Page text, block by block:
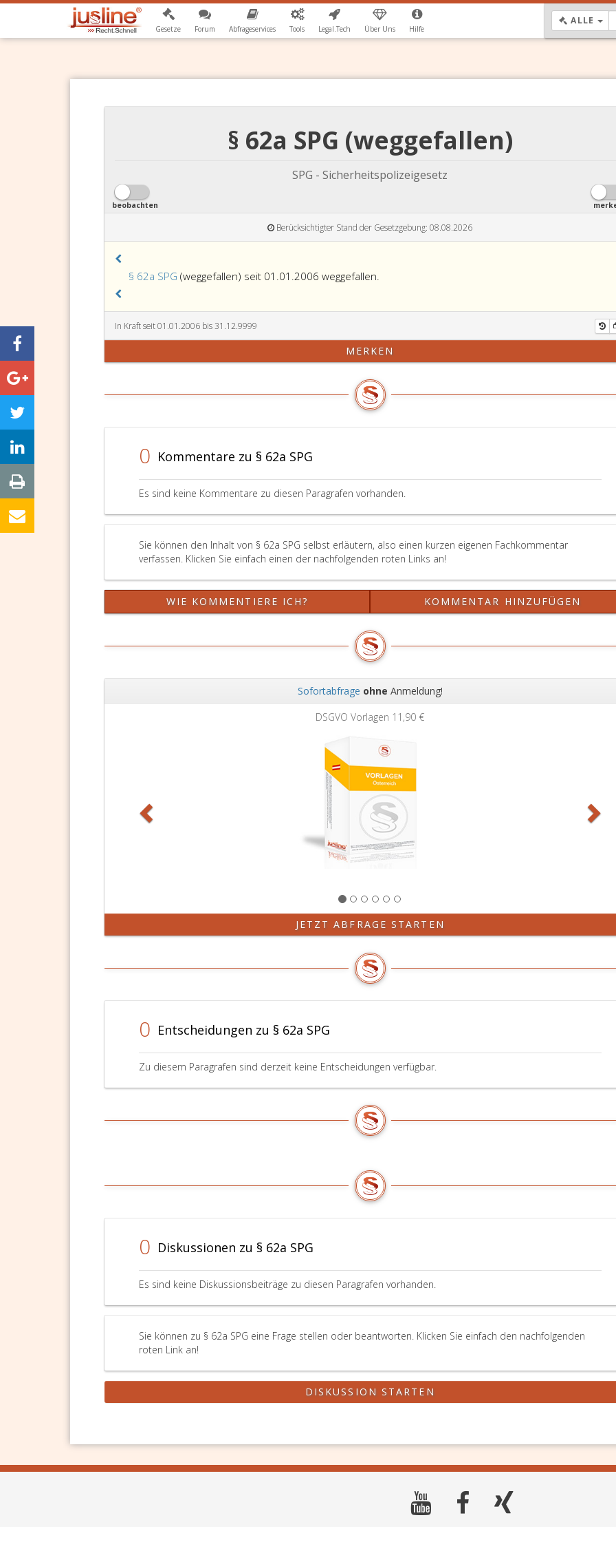
Gesetze Forum Abfrageservices Tools Legal.Tech Über Uns Hilfe
ALLE
§ 62a SPG (weggefallen)
SPG - Sicherheitspolizeigesetz
beobachten
Berücksichtigter Stand der Gesetzgebung: 08.08.2026
§ 62a SPG (weggefallen) seit 01.01.2006 weggefallen.
In Kraft seit 01.01.2006 bis 31.12.9999
MERKEN
0 Kommentare zu § 62a SPG
Es sind keine Kommentare zu diesen Paragrafen vorhanden.
Sie können den Inhalt von § 62a SPG selbst erläutern, also einen kurzen eigenen Fachkommentar
verfassen. Klicken Sie einfach einen der nachfolgenden roten Links an!
WIE KOMMENTIERE ICH? KOMMENTAR HINZUFÜGEN
Sofortabfrage ohne Anmeldung!
DSGVO Vorlagen 11,90 €
JETZT ABFRAGE STARTEN
0 Entscheidungen zu § 62a SPG
Zu diesem Paragrafen sind derzeit keine Entscheidungen verfügbar.
0 Diskussionen zu § 62a SPG
Es sind keine Diskussionsbeiträge zu diesen Paragrafen vorhanden.
Sie können zu § 62a SPG eine Frage stellen oder beantworten. Klicken Sie einfach den nachfolgenden
roten Link an!
DISKUSSION STARTEN